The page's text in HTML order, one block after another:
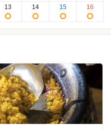
13 14 15 16